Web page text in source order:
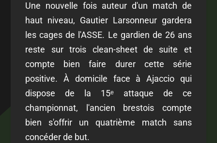
Une nouvelle fois auteur d'un match de
haut niveau, Gautier Larsonneur gardera
les cages de l'ASSE. Le gardien de 26 ans
reste sur trois clean-sheet de suite et
compte bien faire durer cette série
positive. À domicile face à Ajaccio qui
dispose de la 15ᵉ attaque de ce
championnat, l'ancien brestois compte
bien s'offrir un quatrième match sans
concéder de but.